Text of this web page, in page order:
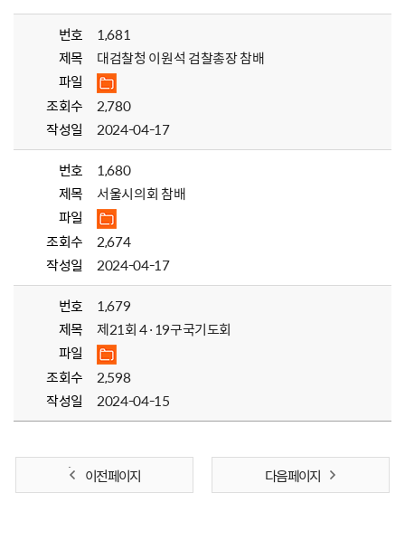
번호
1,681
제목
대검찰청 이원석 검찰총장 참배
파일
조회수
2,780
작성일
2024-04-17
번호
1,680
제목
서울시의회 참배
파일
조회수
2,674
작성일
2024-04-17
번호
1,679
제목
제21회 4·19구국기도회
파일
조회수
2,598
작성일
2024-04-15
이전 페이지 다음 페이지